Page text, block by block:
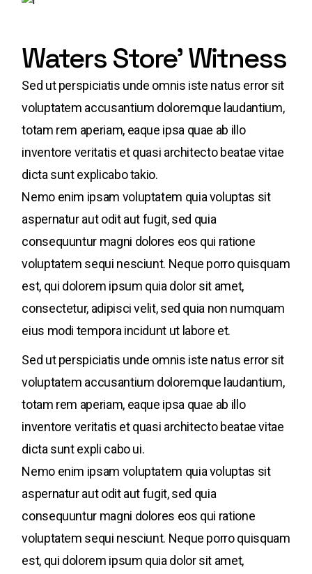
Waters Store' Witness
Sed ut perspiciatis unde omnis iste natus error sit
voluptatem accusantium doloremque laudantium,
totam rem aperiam, eaque ipsa quae ab illo
inventore veritatis et quasi architecto beatae vitae
dicta sunt explicabo takio.
Nemo enim ipsam voluptatem quia voluptas sit
aspernatur aut odit aut fugit, sed quia
consequuntur magni dolores eos qui ratione
voluptatem sequi nesciunt. Neque porro quisquam
est, qui dolorem ipsum quia dolor sit amet,
consectetur, adipisci velit, sed quia non numquam
eius modi tempora incidunt ut labore et.
Sed ut perspiciatis unde omnis iste natus error sit
voluptatem accusantium doloremque laudantium,
totam rem aperiam, eaque ipsa quae ab illo
inventore veritatis et quasi architecto beatae vitae
dicta sunt expli cabo ui.
Nemo enim ipsam voluptatem quia voluptas sit
aspernatur aut odit aut fugit, sed quia
consequuntur magni dolores eos qui ratione
voluptatem sequi nesciunt. Neque porro quisquam
est, qui dolorem ipsum quia dolor sit amet,